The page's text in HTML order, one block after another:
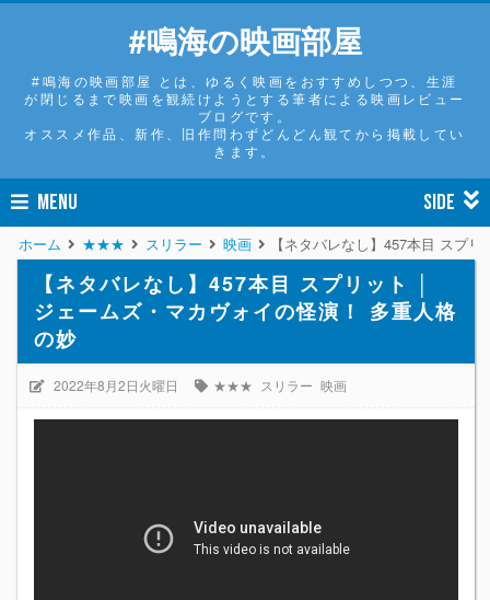
#鳴海の映画部屋
#鳴海の映画部屋 とは、ゆるく映画をおすすめしつつ、生涯
が閉じるまで映画を観続けようとする筆者による映画レビュー
ブログです。
オススメ作品、新作、旧作問わずどんどん観てから掲載してい
きます。
MENU SIDE
ホーム ★★★ スリラー 映画 【ネタバレなし】457本目 スプ
【ネタバレなし】457本目 スプリット │
ジェームズ・マカヴォイの怪演！ 多重人格
の妙
2022年8月2日火曜日 ★★★ スリラー 映画